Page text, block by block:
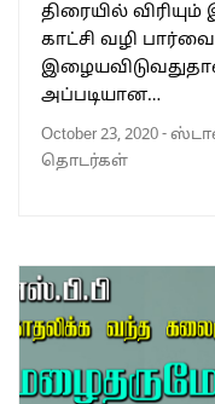
திரையில்
காட்சி வழி
அப்படியான…
October 23, 2020-
தொடர்கள்